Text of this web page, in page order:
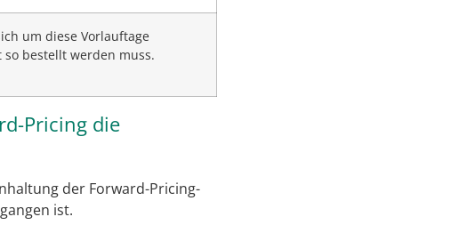
um diese Vorlauftage
bestellt werden muss.
Pricing die
der Forward-Pricing-
ist.